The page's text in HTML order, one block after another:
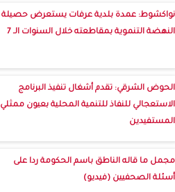
نواكشوط: عمدة بلدية عرفات يستعرض حصيلة
النهضة التنموية بمقاطعته خلال السنوات الـ 7
الحوض الشرقي: تقدم أشغال تنفيذ البرنامج
الاستعجالي للنفاذ للتنمية المحلية بعيون ممثلي
المستفيدين
مجمل ما قاله الناطق باسم الحكومة ردا على
أسئلة الصحفيين (فيديو)